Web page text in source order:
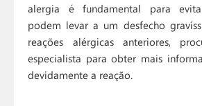
alergia é fundamental para
podem levar a um desfecho
reações alérgicas anteriores,
especialista para obter mais
devidamente a reação.